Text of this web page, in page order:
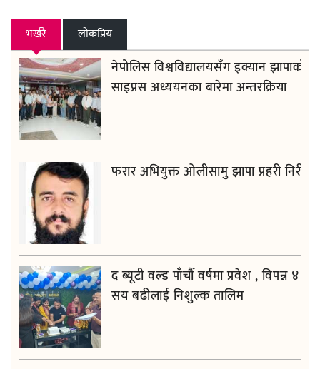
भर्खरै लाेकप्रिय
नेपोलिस विश्वविद्यालयसँग इक्यान झापाको
साइप्रस अध्ययनका बारेमा अन्तरक्रिया
फरार अभियुक्त ओलीसामु झापा प्रहरी निरीह
द ब्यूटी वल्ड पाँचौँ वर्षमा प्रवेश , विपन्न ४
सय बढीलाई निशुल्क तालिम